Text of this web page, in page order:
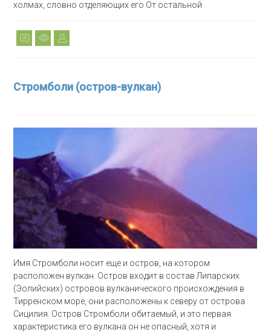
холмах, словно отделяющих его От остальной
Стромболи (остров-вулкан)
Имя Стромболи носит еще и остров, на котором
расположен вулкан. Остров входит в состав Липарских
(Эолийских) островов вулканического происхождения в
Тирренском море, они расположены к северу от острова
Сицилия. Остров Стромболи обитаемый, и это первая
характеристика его вулкана он не опасный, хотя и